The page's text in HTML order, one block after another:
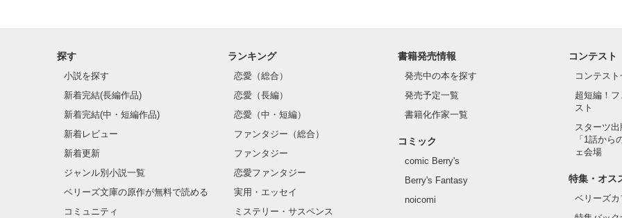
探す
小説を探す
新着完結(長編作品)
新着完結(中・短編作品)
新着レビュー
新着更新
ジャンル別小説一覧
ベリーズ文庫の原作が無料で読める
コミュニティ
ランキング
恋愛（総合）
恋愛（長編）
恋愛（中・短編）
ファンタジー（総合）
ファンタジー
恋愛ファンタジー
実用・エッセイ
ミステリー・サスペンス
書籍発売情報
発売中の本を探す
発売予定一覧
書籍化作家一覧
コミック
comic Berry's
Berry's Fantasy
noicomi
コンテスト
コンテスト
超短編！
スト
スターツ
「1話から
ェ会場
特集・オス
ベリーズ